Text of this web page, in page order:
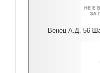
Венец А.Д. 56